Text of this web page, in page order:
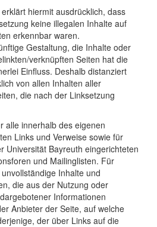
hiermit ausdrücklich, dass
keine illegalen Inhalte auf
erkennbar waren.
Gestaltung, die Inhalte oder
verknüpften Seiten hat die
Einfluss. Deshalb distanziert
von allen Inhalten aller
die nach der Linksetzung
alle innerhalb des eigenen
Links und Verweise sowie für
Universität Bayreuth eingerichteten
und Mailinglisten. Für
Inhalte und
die aus der Nutzung oder
Informationen
Anbieter der Seite, auf welche
der über Links auf die